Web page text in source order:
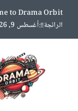
Skip
الرائجة!!:أغسطس 9, 2026